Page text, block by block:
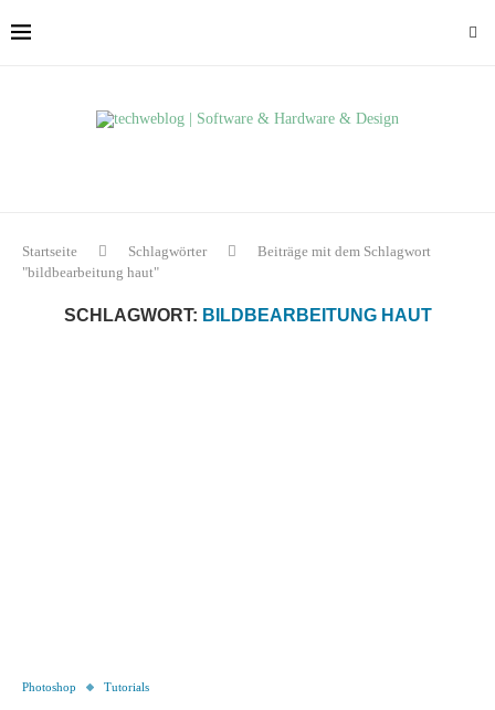
Startseite Schlagwörter
Beiträge mit dem Schlagwort
"bildbearbeitung haut"
SCHLAGWORT: BILDBEARBEITUNG HAUT
Photoshop Tutorials